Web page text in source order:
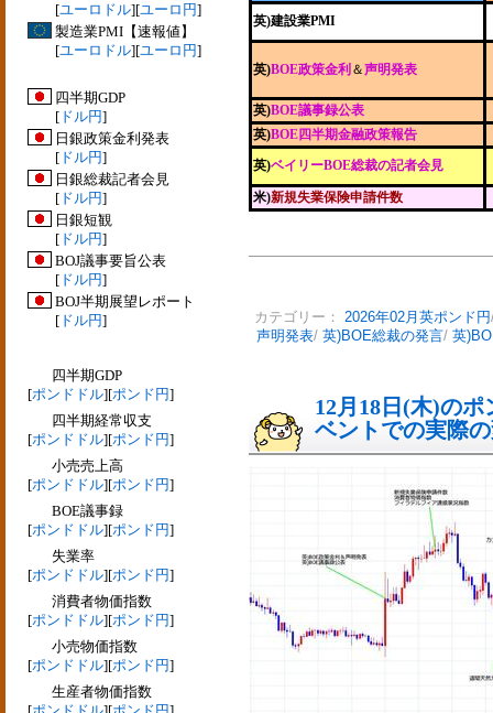
[ユーロドル][ユーロ円]
製造業PMI【速報値】
[ユーロドル][ユーロ円]
四半期GDP
[ ドル円]
日銀政策金利発表
[ ドル円]
日銀総裁記者会見
[ ドル円]
日銀短観
[ ドル円]
BOJ議事要旨公表
[ ドル円]
BOJ半期展望レポート
[ ドル円]
四半期GDP
[ポンドドル][ポンド円]
四半期経常収支
[ポンドドル][ポンド円]
小売売上高
[ポンドドル][ポンド円]
BOE議事録
[ポンドドル][ポンド円]
失業率
[ポンドドル][ポンド円]
消費者物価指数
[ポンドドル][ポンド円]
小売物価指数
[ポンドドル][ポンド円]
生産者物価指数
英)建設業PMI
英)BOE政策金利 ＆声明発表
英)BOE議事録公表
英)BOE四半期金融政策報告
英)ベイリーBOE総裁の記者会見
米)新規失業保険申請件数
カテゴリー： 2026年02月英ポンド円
声明発表/ 英)BOE総裁の発言/ 英
12月18日(木)の
ベントでの実際